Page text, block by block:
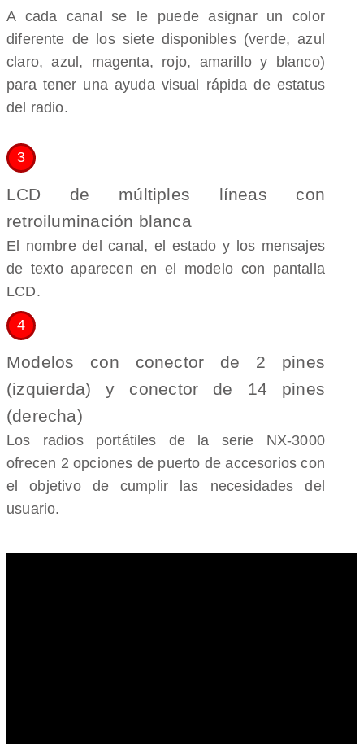
A cada canal se le puede asignar un color
diferente de los siete disponibles (verde, azul
claro, azul, magenta, rojo, amarillo y blanco)
para tener una ayuda visual rápida de estatus
del radio.
3
LCD de múltiples líneas con
retroiluminación blanca
El nombre del canal, el estado y los mensajes
de texto aparecen en el modelo con pantalla
LCD.
4
Modelos con conector de 2 pines
(izquierda) y conector de 14 pines
(derecha)
Los radios portátiles de la serie NX-3000
ofrecen 2 opciones de puerto de accesorios con
el objetivo de cumplir las necesidades del
usuario.